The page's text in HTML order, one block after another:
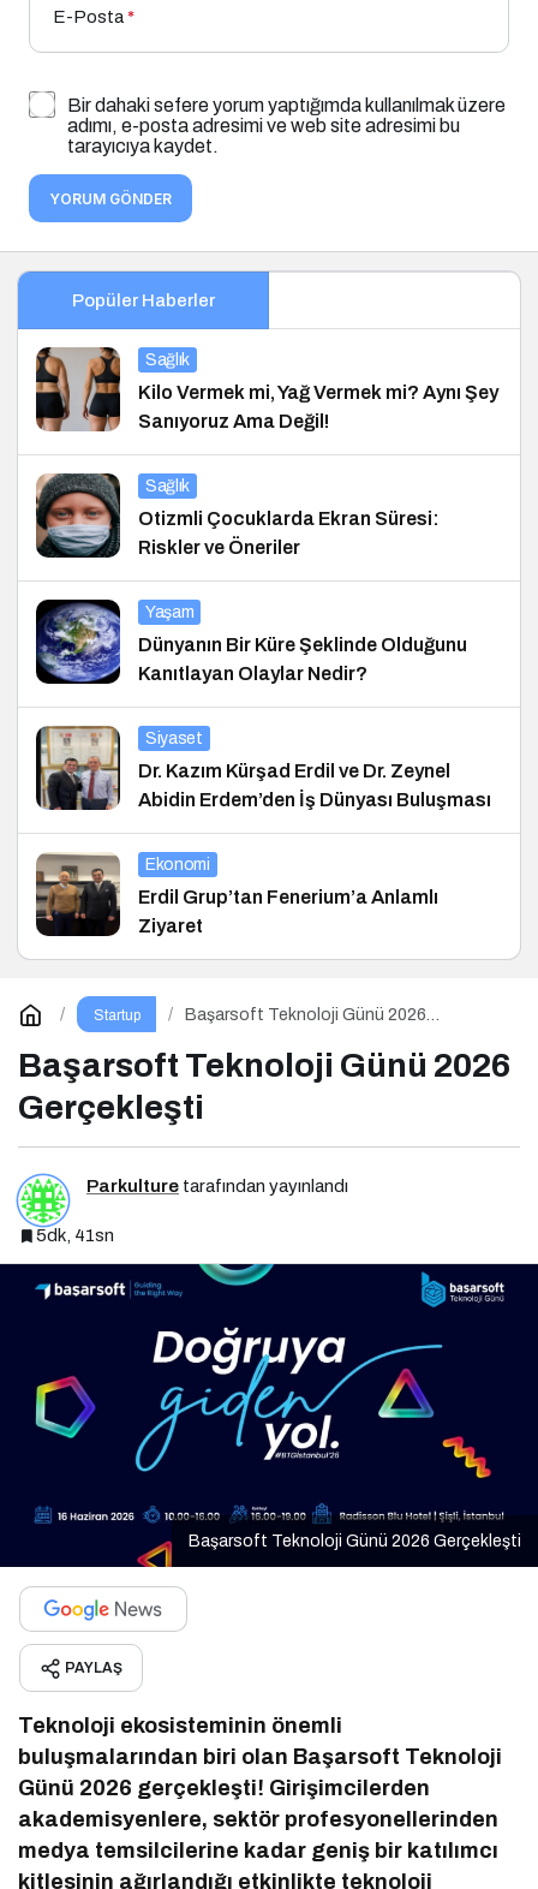
E-Posta*
Bir dahaki sefere yorum yaptığımda kullanılmak üzere
adımı, e-posta adresimi ve web site adresimi bu
tarayıcıya kaydet.
YORUM GÖNDER
Popüler Haberler
Sağlık
Kilo Vermek mi, Yağ Vermek mi? Aynı Şey
Sanıyoruz Ama Değil!
Sağlık
Otizmli Çocuklarda Ekran Süresi:
Riskler ve Öneriler
Yaşam
Dünyanın Bir Küre Şeklinde Olduğunu
Kanıtlayan Olaylar Nedir?
Siyaset
Dr. Kazım Kürşad Erdil ve Dr. Zeynel
Abidin Erdem’den İş Dünyası Buluşması
Ekonomi
Erdil Grup’tan Fenerium’a Anlamlı
Ziyaret
Startup
Başarsoft Teknoloji Günü 2026
Başarsoft Teknoloji Günü 2026
Gerçekleşti
Parkulture tarafından yayınlandı
5dk, 41sn
Başarsoft Teknoloji Günü 2026 Gerçekleşti
PAYLAŞ
Teknoloji ekosisteminin önemli
buluşmalarından biri olan Başarsoft Teknoloji
Günü 2026 gerçekleşti! Girişimcilerden
akademisyenlere, sektör profesyonellerinden
medya temsilcilerine kadar geniş bir katılımcı
kitlesinin ağırlandığı etkinlikte teknoloji